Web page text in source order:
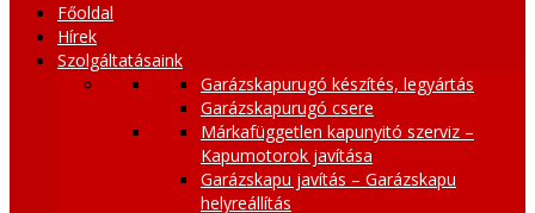
Főoldal
Hírek
Szolgáltatásaink
Garázskapurugó készítés, legyártás
Garázskapurugó csere
Márkafüggetlen kapunyitó szerviz –
Kapumotorok javítása
Garázskapu javítás – Garázskapu
helyreállítás